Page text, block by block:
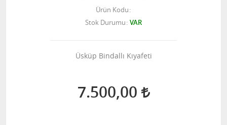
Ürün Kodu
Stok Durumu VAR
Üsküp Bindallı Kıyafeti
7.500,00